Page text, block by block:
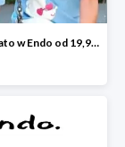
Sukienki na lato w Endo od 19,90 zł